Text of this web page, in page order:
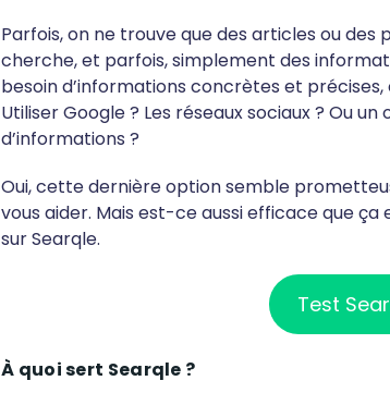
Parfois, on ne trouve que des articles ou
cherche, et parfois, simplement des
besoin d’informations concrètes et
Utiliser Google ? Les réseaux sociaux ? Ou
d’informations ?
Oui, cette dernière option semble
vous aider. Mais est-ce aussi efficace que ça
sur Searqle.
Test
À quoi sert Searqle ?